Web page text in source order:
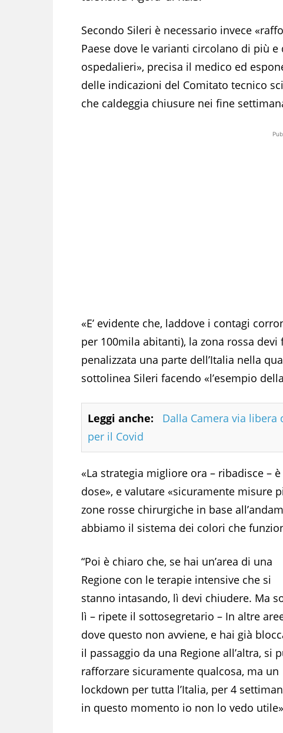
Secondo Sileri è necessario invece
Paese dove le varianti circolano di più
ospedalieri», precisa il medico ed
delle indicazioni del Comitato tecnico
che caldeggia chiusure nei fine
«E’ evidente che, laddove i contagi
per 100mila abitanti), la zona rossa
penalizzata una parte dell’Italia nella
sottolinea Sileri facendo «l’esempio
Leggi anche:
Dalla Camera via
per il Covid
«La strategia migliore ora – ribadisce –
dose», e valutare «sicuramente misure
zone rosse chirurgiche in base
abbiamo il sistema dei colori che
“Poi è chiaro che, se hai un’area di una
Regione con le terapie intensive che si
stanno intasando, lì devi chiudere. Ma
lì – ripete il sottosegretario – In altre
dove questo non avviene, e hai già
il passaggio da una Regione all’altra, si
rafforzare sicuramente qualcosa, ma un
lockdown per tutta l’Italia, per 4
in questo momento io non lo vedo